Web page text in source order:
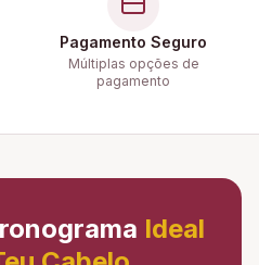
Pagamento Seguro
Múltiplas opções de
pagamento
Ideal